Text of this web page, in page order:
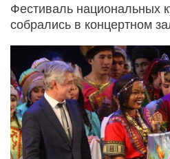
Фестиваль национальных
собрались в концертном